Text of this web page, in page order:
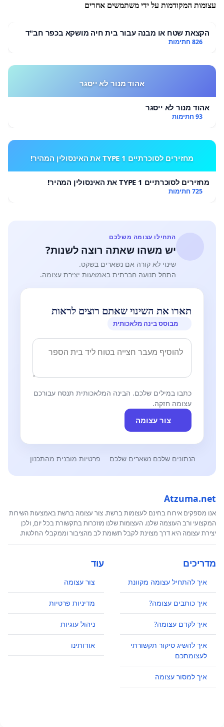
עצומות המקודמות על ידי משתמשים אחרים
הקצאת שטח או מבנה עבור בית חיה מושקא בכפר חב"ד
826 חתימות
אהוד מנור לא ייסגר
אהוד מנור לא ייסגר
93 חתימות
מחזירים לסוכרתיים TYPE 1 את האינסולין המהיר!
מחזירים לסוכרתיים TYPE 1 את האינסולין המהיר!
725 חתימות
התחילו עצומה משלכם
יש משהו שאתה רוצה לשנות?
שינוי לא קורה אם נשארים בשקט.
התחל תנועה חברתית באמצעות יצירת עצומה.
תארו את השינוי שאתם רוצים לראות
מבוסס בינה מלאכותית
כתבו במילים שלכם. הבינה המלאכותית תנסח עבורכם
עצומה חזקה.
צור עצומה
הנתונים שלכם נשארים שלכם פרטיות מובנית מהתכנון
Atzuma.net
אנו מספקים אירוח בחינם לעצומות ברשת. צור עצומה ברשת באמצעות השירות
המקצועי ורב העוצמה שלנו. העצומות שלנו מוזכרות בתקשורת בכל יום, ולכן
יצירת עצומה היא דרך מצוינת לקבל תשומת לב מהציבור וממקבלי החלטות.
מדריכים
איך להתחיל עצומה מקוונת
איך כותבים עצומה?
איך לקדם עצומה?
איך להשיג סיקור תקשורתי
לעצומתכם
איך למסור עצומה
עוד
צור עצומה
מדיניות פרטיות
ניהול עוגיות
אודותינו